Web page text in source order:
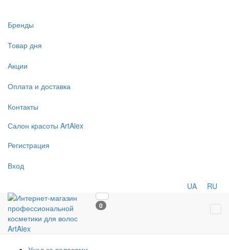
Бренды
Товар дня
Акции
Оплата и доставка
Контакты
Салон красоты ArtAlex
Регистрация
Вход
UA RU
0